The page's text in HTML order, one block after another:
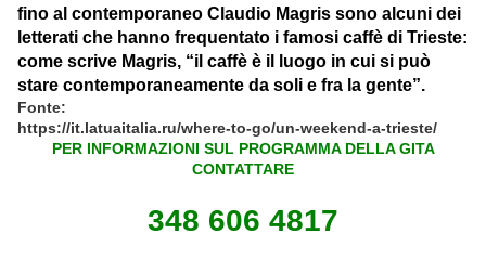
fino al contemporaneo Claudio Magris sono alcuni dei
letterati che hanno frequentato i famosi caffè di Trieste:
come scrive Magris, “il caffè è il luogo in cui si può
stare contemporaneamente da soli e fra la gente”.
Fonte:
https://it.latuaitalia.ru/where-to-go/un-weekend-a-trieste/
PER INFORMAZIONI SUL PROGRAMMA DELLA GITA
CONTATTARE
348 606 4817